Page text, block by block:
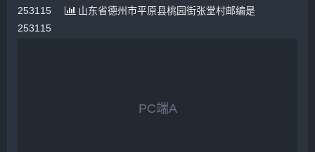
253115
山东省德州市平原县桃园街张堂村邮编是
253115
PC端A